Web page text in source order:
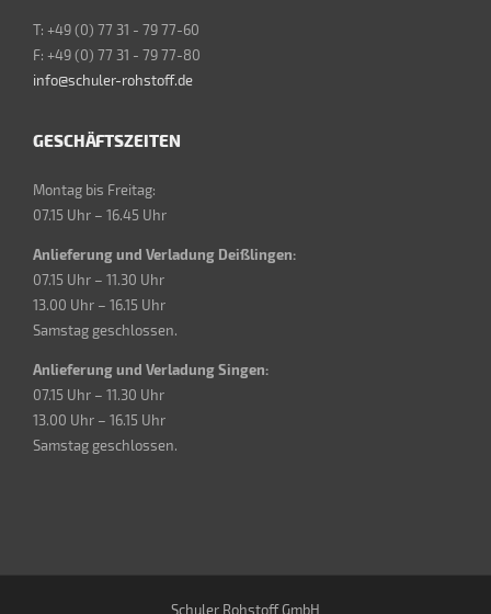
T: +49 (0) 77 31 - 79 77-60
F: +49 (0) 77 31 - 79 77-80
info@schuler-rohstoff.de
GESCHÄFTSZEITEN
Montag bis Freitag:
07.15 Uhr – 16.45 Uhr
Anlieferung und Verladung Deißlingen:
07.15 Uhr – 11.30 Uhr
13.00 Uhr – 16.15 Uhr
Samstag geschlossen.
Anlieferung und Verladung Singen:
07.15 Uhr – 11.30 Uhr
13.00 Uhr – 16.15 Uhr
Samstag geschlossen.
Schuler Rohstoff GmbH